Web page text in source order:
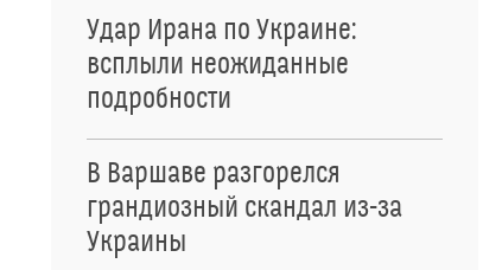
Удар Ирана по Украине:
всплыли неожиданные
подробности
В Варшаве разгорелся
грандиозный скандал из-за
Украины